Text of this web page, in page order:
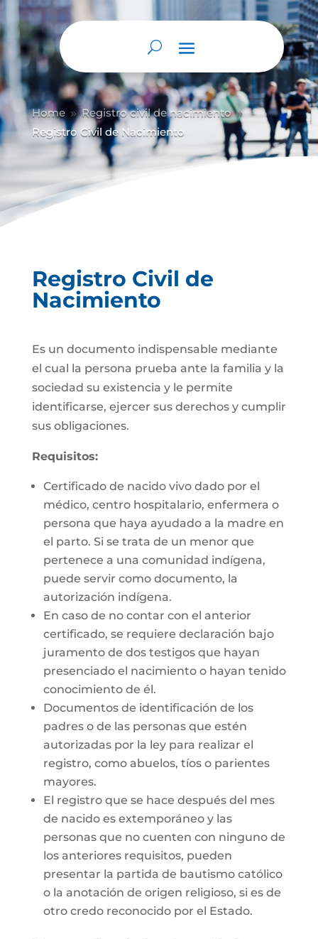
Abrir barra de herramientas
Home 9 Registro civil de nacimiento 9
Registro Civil de Nacimiento
Registro Civil de
Nacimiento
Es un documento indispensable mediante
el cual la persona prueba ante la familia y la
sociedad su existencia y le permite
identificarse, ejercer sus derechos y cumplir
sus obligaciones.
Requisitos:
Certificado de nacido vivo dado por el
médico, centro hospitalario, enfermera o
persona que haya ayudado a la madre en
el parto. Si se trata de un menor que
pertenece a una comunidad indígena,
puede servir como documento, la
autorización indígena.
En caso de no contar con el anterior
certificado, se requiere declaración bajo
juramento de dos testigos que hayan
presenciado el nacimiento o hayan tenido
conocimiento de él.
Documentos de identificación de los
padres o de las personas que estén
autorizadas por la ley para realizar el
registro, como abuelos, tíos o parientes
mayores.
El registro que se hace después del mes
de nacido es extemporáneo y las
personas que no cuenten con ninguno de
los anteriores requisitos, pueden
presentar la partida de bautismo católico
o la anotación de origen religioso, si es de
otro credo reconocido por el Estado.